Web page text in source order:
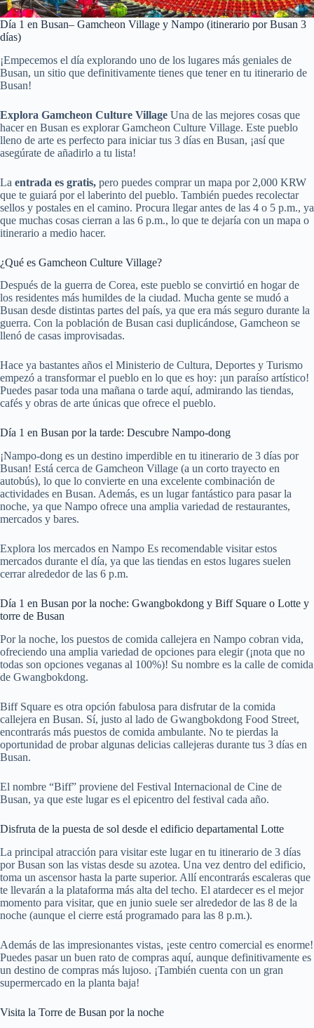
Día 1 en Busan– Gamcheon Village y Nampo (itinerario por Busan 3
días)
¡Empecemos el día explorando uno de los lugares más geniales de
Busan, un sitio que definitivamente tienes que tener en tu itinerario de
Busan!
Explora Gamcheon Culture Village Una de las mejores cosas que
hacer en Busan es explorar Gamcheon Culture Village. Este pueblo
lleno de arte es perfecto para iniciar tus 3 días en Busan, ¡así que
asegúrate de añadirlo a tu lista!
La entrada es gratis, pero puedes comprar un mapa por 2,000 KRW
que te guiará por el laberinto del pueblo. También puedes recolectar
sellos y postales en el camino. Procura llegar antes de las 4 o 5 p.m., ya
que muchas cosas cierran a las 6 p.m., lo que te dejaría con un mapa o
itinerario a medio hacer.
¿Qué es Gamcheon Culture Village?
Después de la guerra de Corea, este pueblo se convirtió en hogar de
los residentes más humildes de la ciudad. Mucha gente se mudó a
Busan desde distintas partes del país, ya que era más seguro durante la
guerra. Con la población de Busan casi duplicándose, Gamcheon se
llenó de casas improvisadas.
Hace ya bastantes años el Ministerio de Cultura, Deportes y Turismo
empezó a transformar el pueblo en lo que es hoy: ¡un paraíso artístico!
Puedes pasar toda una mañana o tarde aquí, admirando las tiendas,
cafés y obras de arte únicas que ofrece el pueblo.
Día 1 en Busan por la tarde: Descubre Nampo-dong
¡Nampo-dong es un destino imperdible en tu itinerario de 3 días por
Busan! Está cerca de Gamcheon Village (a un corto trayecto en
autobús), lo que lo convierte en una excelente combinación de
actividades en Busan. Además, es un lugar fantástico para pasar la
noche, ya que Nampo ofrece una amplia variedad de restaurantes,
mercados y bares.
Explora los mercados en Nampo Es recomendable visitar estos
mercados durante el día, ya que las tiendas en estos lugares suelen
cerrar alrededor de las 6 p.m.
Día 1 en Busan por la noche: Gwangbokdong y Biff Square o Lotte y
torre de Busan
Por la noche, los puestos de comida callejera en Nampo cobran vida,
ofreciendo una amplia variedad de opciones para elegir (¡nota que no
todas son opciones veganas al 100%)! Su nombre es la calle de comida
de Gwangbokdong.
Biff Square es otra opción fabulosa para disfrutar de la comida
callejera en Busan. Sí, justo al lado de Gwangbokdong Food Street,
encontrarás más puestos de comida ambulante. No te pierdas la
oportunidad de probar algunas delicias callejeras durante tus 3 días en
Busan.
El nombre “Biff” proviene del Festival Internacional de Cine de
Busan, ya que este lugar es el epicentro del festival cada año.
Disfruta de la puesta de sol desde el edificio departamental Lotte
La principal atracción para visitar este lugar en tu itinerario de 3 días
por Busan son las vistas desde su azotea. Una vez dentro del edificio,
toma un ascensor hasta la parte superior. Allí encontrarás escaleras que
te llevarán a la plataforma más alta del techo. El atardecer es el mejor
momento para visitar, que en junio suele ser alrededor de las 8 de la
noche (aunque el cierre está programado para las 8 p.m.).
Además de las impresionantes vistas, ¡este centro comercial es enorme!
Puedes pasar un buen rato de compras aquí, aunque definitivamente es
un destino de compras más lujoso. ¡También cuenta con un gran
supermercado en la planta baja!
Visita la Torre de Busan por la noche